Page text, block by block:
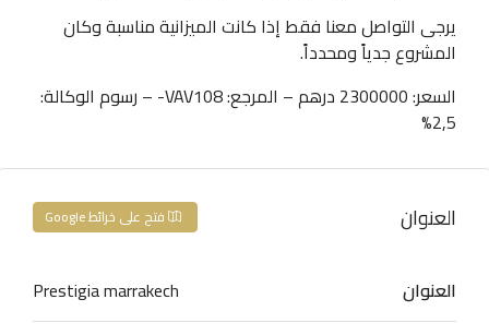
يرجى التواصل معنا فقط إذا كانت الميزانية مناسبة وكان
المشروع جدياً ومحدداً.
السعر: 2300000 درهم – المرجع: VAV108- – رسوم الوكالة:
2,5%
العنوان فتح على خرائط Google
العنوان
Prestigia marrakech